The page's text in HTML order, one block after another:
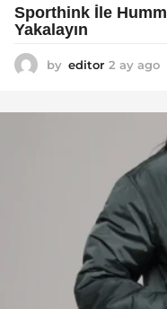
Sporthink İle
Yakalayın
by editor 2 ay ago
a
o